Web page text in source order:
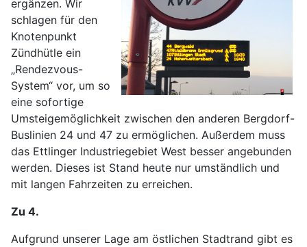
ergänzen. Wir
schlagen für den
Knotenpunkt
Zündhütle ein
„Rendezvous-
System“ vor, um so
eine sofortige
Umsteigemöglichkeit zwischen den anderen Bergdorf-
Buslinien 24 und 47 zu ermöglichen. Außerdem muss
das Ettlinger Industriegebiet West besser angebunden
werden. Dieses ist Stand heute nur umständlich und
mit langen Fahrzeiten zu erreichen.
Zu 4.
Aufgrund unserer Lage am östlichen Stadtrand gibt es